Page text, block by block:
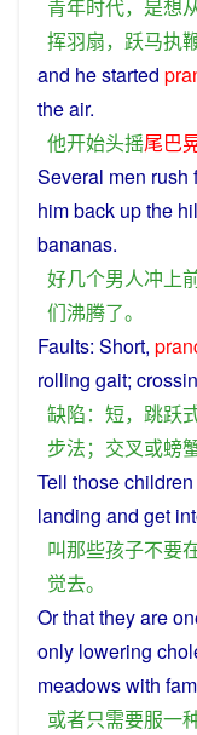
青年时代， 是想
挥羽扇， 跃马执
and hestarted
theair.
他开始头摇尾巴
Several men rush
himback upthe
bananas.
好几个男人冲上
们沸腾了。
Faults: Short,
rolling gait;
缺陷： 短， 跳跃
步法； 交叉或螃
Tell thosechildren
landing and get
叫那些孩子不要
觉去。
Orthattheyare
only lowering
meadowswith
或者只需要服一